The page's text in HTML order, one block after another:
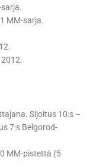
MM-sarja.
Sijoitus 10:s –
7:s Belgorod-
MM-pistettä (5